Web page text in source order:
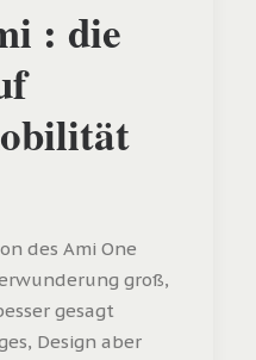
: die
des Ami One
groß,
gesagt
Design aber